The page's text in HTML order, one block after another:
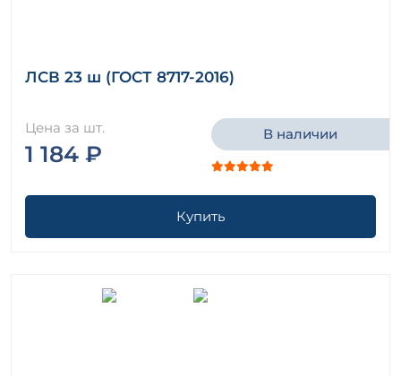
ЛСВ 23 ш (ГОСТ 8717-2016)
Цена за шт.
1 184 ₽
В наличии
Купить